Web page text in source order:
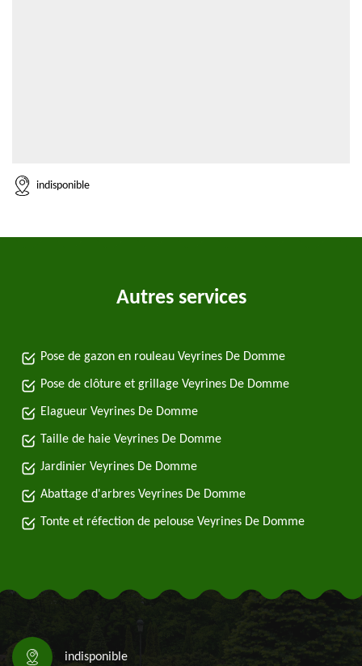
indisponible
Autres services
Pose de gazon en rouleau Veyrines De Domme
Pose de clôture et grillage Veyrines De Domme
Elagueur Veyrines De Domme
Taille de haie Veyrines De Domme
Jardinier Veyrines De Domme
Abattage d'arbres Veyrines De Domme
Tonte et réfection de pelouse Veyrines De Domme
indisponible